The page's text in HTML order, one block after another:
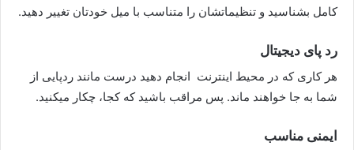
کامل بشناسید و تنظیماتشان را متناسب با میل خودتان تغییر دهید.
رد پای دیجیتال
هر کاری که در محیط اینترنت انجام دهید درست مانند ردپایی از
شما به جا خواهند ماند. پس مراقب باشید که کجا، چکار میکنید.
ایمنی مناسب